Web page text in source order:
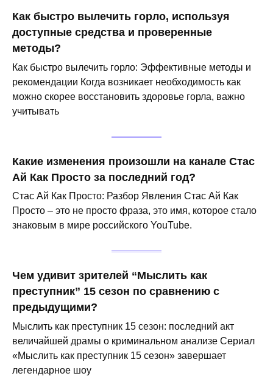
Как быстро вылечить горло, используя
доступные средства и проверенные
методы?
Как быстро вылечить горло: Эффективные методы и
рекомендации Когда возникает необходимость как
можно скорее восстановить здоровье горла, важно
учитывать
Какие изменения произошли на канале Стас
Ай Как Просто за последний год?
Стас Ай Как Просто: Разбор Явления Стас Ай Как
Просто – это не просто фраза, это имя, которое стало
знаковым в мире российского YouTube.
Чем удивит зрителей “Мыслить как
преступник” 15 сезон по сравнению с
предыдущими?
Мыслить как преступник 15 сезон: последний акт
величайшей драмы о криминальном анализе Сериал
«Мыслить как преступник 15 сезон» завершает
легендарное шоу